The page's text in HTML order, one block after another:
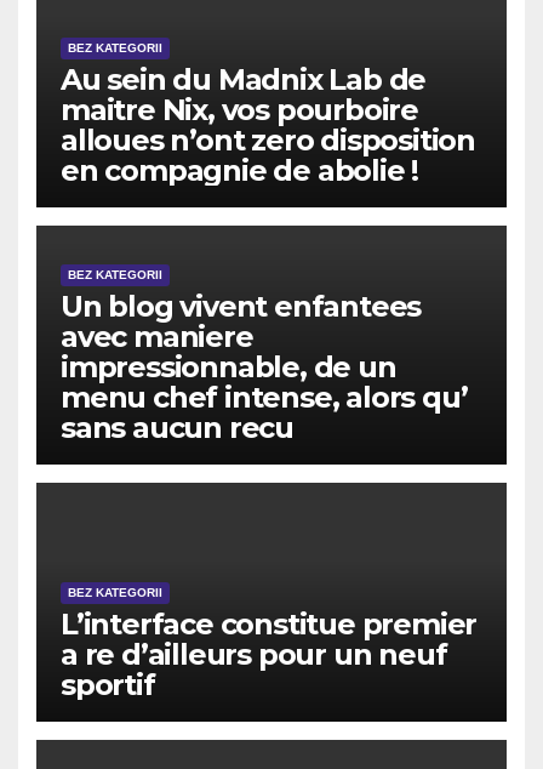
BEZ KATEGORII
Au sein du Madnix Lab de
maitre Nix, vos pourboire
alloues n’ont zero disposition
en compagnie de abolie !
BEZ KATEGORII
Un blog vivent enfantees
avec maniere
impressionnable, de un
menu chef intense, alors qu’
sans aucun recu
BEZ KATEGORII
L’interface constitue premier
a re d’ailleurs pour un neuf
sportif